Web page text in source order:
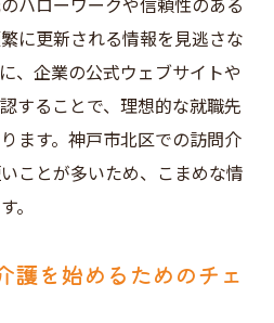
問介護求人を活用して生活
理想の生活を手に入れる方
問介護を行う際のライフス
短時間勤務で働ける神戸市
ハローワークや信頼性のある
に更新される情報を見逃さな
、企業の公式ウェブサイトや
することで、理想的な就職先
ます。神戸市北区での訪問介
ことが多いため、こまめな情
。
護を始めるためのチェ